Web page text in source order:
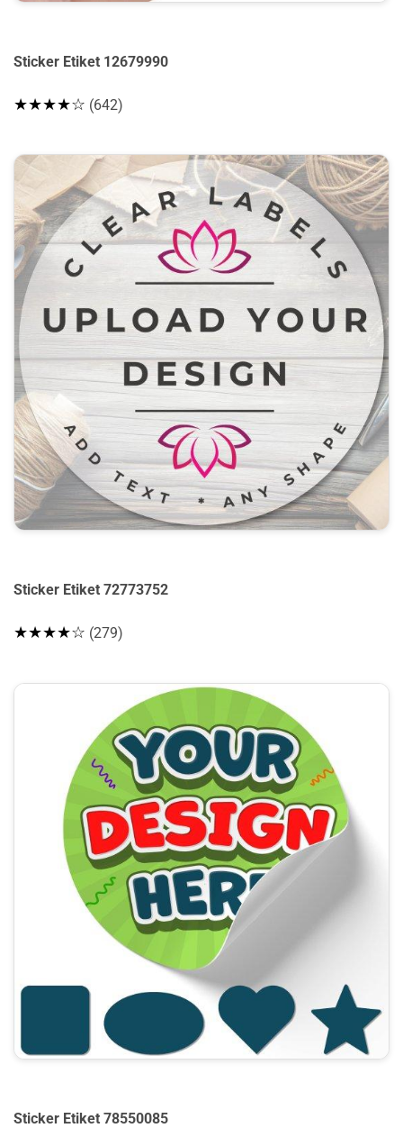
Sticker Etiket 12679990
★★★★☆ (642)
Sticker Etiket 72773752
★★★★☆ (279)
Sticker Etiket 78550085